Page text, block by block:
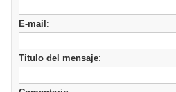
E-mail :
Titulo del mensaje: